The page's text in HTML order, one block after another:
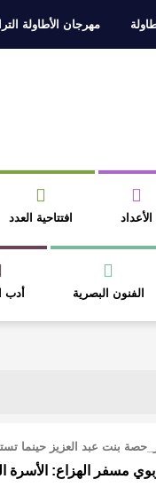
مهرجان الأطاولة
بدوي
الأعداد افتتاحية العدد
الفنون البصرية أدب
بنت عبد العزيز حينما
مسفر الهزاع: